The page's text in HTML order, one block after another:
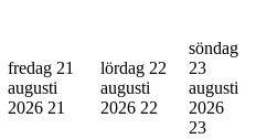
fredag 21
augusti
2026 21
lördag 22
augusti
2026 22
söndag
23
augusti
2026
23